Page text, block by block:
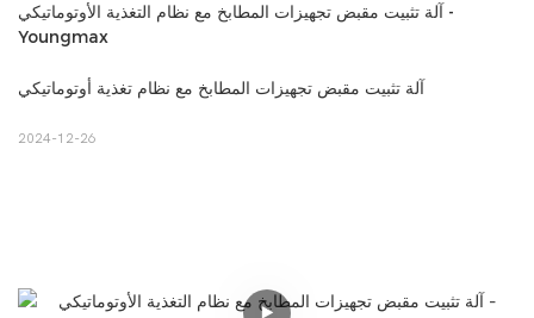
آلة تثبيت مقبض تجهيزات المطابخ مع نظام التغذية الأوتوماتيكي -
Youngmax
آلة تثبيت مقبض تجهيزات المطابخ مع نظام تغذية أوتوماتيكي
2024-12-26